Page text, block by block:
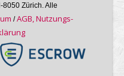
8050 Zürich. Alle
/AGB, Nutzungs­